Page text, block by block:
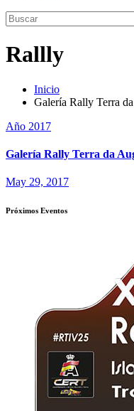
Rallly
Inicio
Galería Rally Terra
Año 2017
Galería Rally Terra da
May 29, 2017
Próximos Eventos